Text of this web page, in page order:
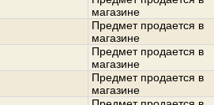
магазине
Предмет продается в
магазине
Предмет продается в
магазине
Предмет продается в
магазине